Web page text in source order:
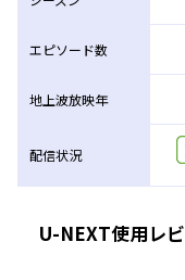
エピソード数
地上波放映年
配信状況
U-NEXT使用レ